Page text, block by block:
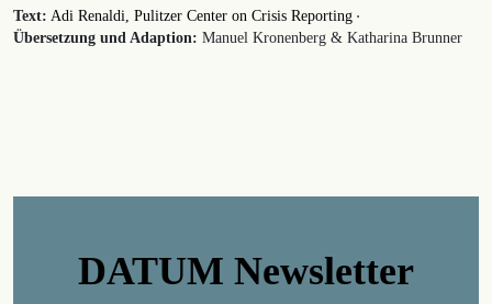
Text: Adi Renaldi, Pulitzer Center on Crisis Reporting ·
Übersetzung und Adaption: Manuel Kronenberg & Katharina Brunner
DATUM Newsletter